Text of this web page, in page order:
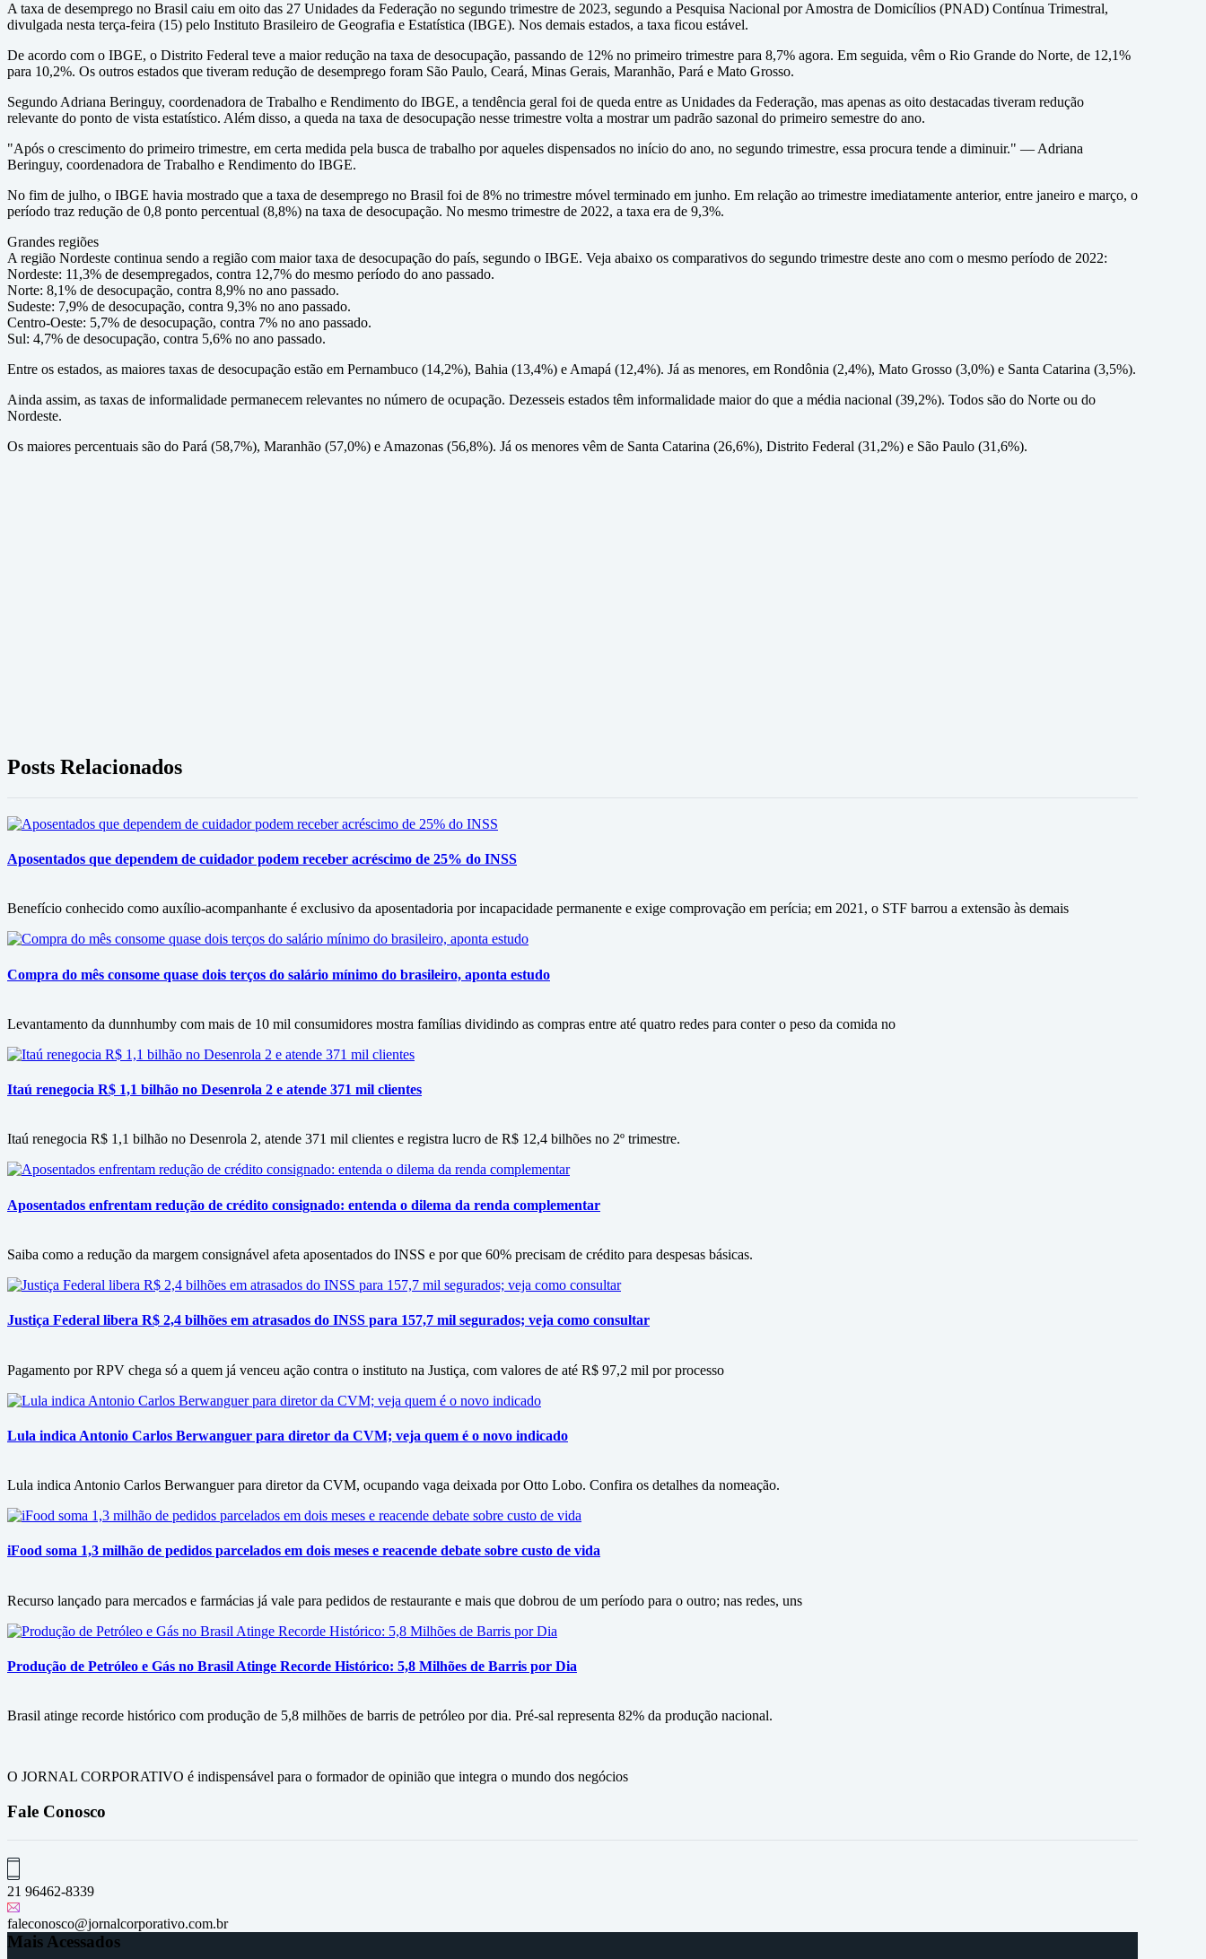
A taxa de desemprego no Brasil caiu em oito das 27 Unidades da Federação no segundo trimestre de 2023, segundo a Pesquisa Nacional por Amostra de Domicílios (PNAD) Contínua Trimestral,
divulgada nesta terça-feira (15) pelo Instituto Brasileiro de Geografia e Estatística (IBGE). Nos demais estados, a taxa ficou estável.
De acordo com o IBGE, o Distrito Federal teve a maior redução na taxa de desocupação, passando de 12% no primeiro trimestre para 8,7% agora. Em seguida, vêm o Rio Grande do Norte, de 12,1%
para 10,2%. Os outros estados que tiveram redução de desemprego foram São Paulo, Ceará, Minas Gerais, Maranhão, Pará e Mato Grosso.
Segundo Adriana Beringuy, coordenadora de Trabalho e Rendimento do IBGE, a tendência geral foi de queda entre as Unidades da Federação, mas apenas as oito destacadas tiveram redução
relevante do ponto de vista estatístico. Além disso, a queda na taxa de desocupação nesse trimestre volta a mostrar um padrão sazonal do primeiro semestre do ano.
"Após o crescimento do primeiro trimestre, em certa medida pela busca de trabalho por aqueles dispensados no início do ano, no segundo trimestre, essa procura tende a diminuir." — Adriana
Beringuy, coordenadora de Trabalho e Rendimento do IBGE.
No fim de julho, o IBGE havia mostrado que a taxa de desemprego no Brasil foi de 8% no trimestre móvel terminado em junho. Em relação ao trimestre imediatamente anterior, entre janeiro e março, o
período traz redução de 0,8 ponto percentual (8,8%) na taxa de desocupação. No mesmo trimestre de 2022, a taxa era de 9,3%.
Grandes regiões
A região Nordeste continua sendo a região com maior taxa de desocupação do país, segundo o IBGE. Veja abaixo os comparativos do segundo trimestre deste ano com o mesmo período de 2022:
Nordeste: 11,3% de desempregados, contra 12,7% do mesmo período do ano passado.
Norte: 8,1% de desocupação, contra 8,9% no ano passado.
Sudeste: 7,9% de desocupação, contra 9,3% no ano passado.
Centro-Oeste: 5,7% de desocupação, contra 7% no ano passado.
Sul: 4,7% de desocupação, contra 5,6% no ano passado.
Entre os estados, as maiores taxas de desocupação estão em Pernambuco (14,2%), Bahia (13,4%) e Amapá (12,4%). Já as menores, em Rondônia (2,4%), Mato Grosso (3,0%) e Santa Catarina (3,5%).
Ainda assim, as taxas de informalidade permanecem relevantes no número de ocupação. Dezesseis estados têm informalidade maior do que a média nacional (39,2%). Todos são do Norte ou do
Nordeste.
Os maiores percentuais são do Pará (58,7%), Maranhão (57,0%) e Amazonas (56,8%). Já os menores vêm de Santa Catarina (26,6%), Distrito Federal (31,2%) e São Paulo (31,6%).
Posts Relacionados
Aposentados que dependem de cuidador podem receber acréscimo de 25% do INSS
Benefício conhecido como auxílio-acompanhante é exclusivo da aposentadoria por incapacidade permanente e exige comprovação em perícia; em 2021, o STF barrou a extensão às demais
Compra do mês consome quase dois terços do salário mínimo do brasileiro, aponta estudo
Levantamento da dunnhumby com mais de 10 mil consumidores mostra famílias dividindo as compras entre até quatro redes para conter o peso da comida no
Itaú renegocia R$ 1,1 bilhão no Desenrola 2 e atende 371 mil clientes
Itaú renegocia R$ 1,1 bilhão no Desenrola 2, atende 371 mil clientes e registra lucro de R$ 12,4 bilhões no 2º trimestre.
Aposentados enfrentam redução de crédito consignado: entenda o dilema da renda complementar
Saiba como a redução da margem consignável afeta aposentados do INSS e por que 60% precisam de crédito para despesas básicas.
Justiça Federal libera R$ 2,4 bilhões em atrasados do INSS para 157,7 mil segurados; veja como consultar
Pagamento por RPV chega só a quem já venceu ação contra o instituto na Justiça, com valores de até R$ 97,2 mil por processo
Lula indica Antonio Carlos Berwanguer para diretor da CVM; veja quem é o novo indicado
Lula indica Antonio Carlos Berwanguer para diretor da CVM, ocupando vaga deixada por Otto Lobo. Confira os detalhes da nomeação.
iFood soma 1,3 milhão de pedidos parcelados em dois meses e reacende debate sobre custo de vida
Recurso lançado para mercados e farmácias já vale para pedidos de restaurante e mais que dobrou de um período para o outro; nas redes, uns
Produção de Petróleo e Gás no Brasil Atinge Recorde Histórico: 5,8 Milhões de Barris por Dia
Brasil atinge recorde histórico com produção de 5,8 milhões de barris de petróleo por dia. Pré-sal representa 82% da produção nacional.
O JORNAL CORPORATIVO é indispensável para o formador de opinião que integra o mundo dos negócios
Fale Conosco
21 96462-8339
faleconosco@jornalcorporativo.com.br
Mais Acessados